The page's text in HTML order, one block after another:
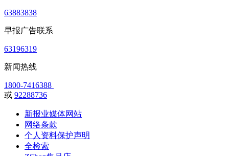
63883838
早报广告联系
63196319
新闻热线
1800-7416388
或 92288736
新报业媒体网站
网络条款
个人资料保护声明
全检索